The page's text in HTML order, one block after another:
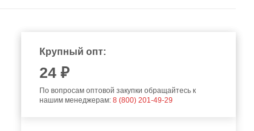
Крупный опт:
24₽
По вопросам оптовой закупки обращайтесь к
нашим менеджерам: 8 (800) 201-49-29